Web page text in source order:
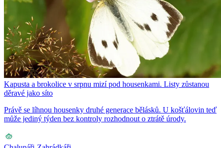
Kapusta a brokolice v srpnu mizí pod housenkami. Listy zůstanou
děravé jako síto
Právě se líhnou housenky druhé generace bělásků. U košťálovin teď
může jediný týden bez kontroly rozhodnout o ztrátě úrody.